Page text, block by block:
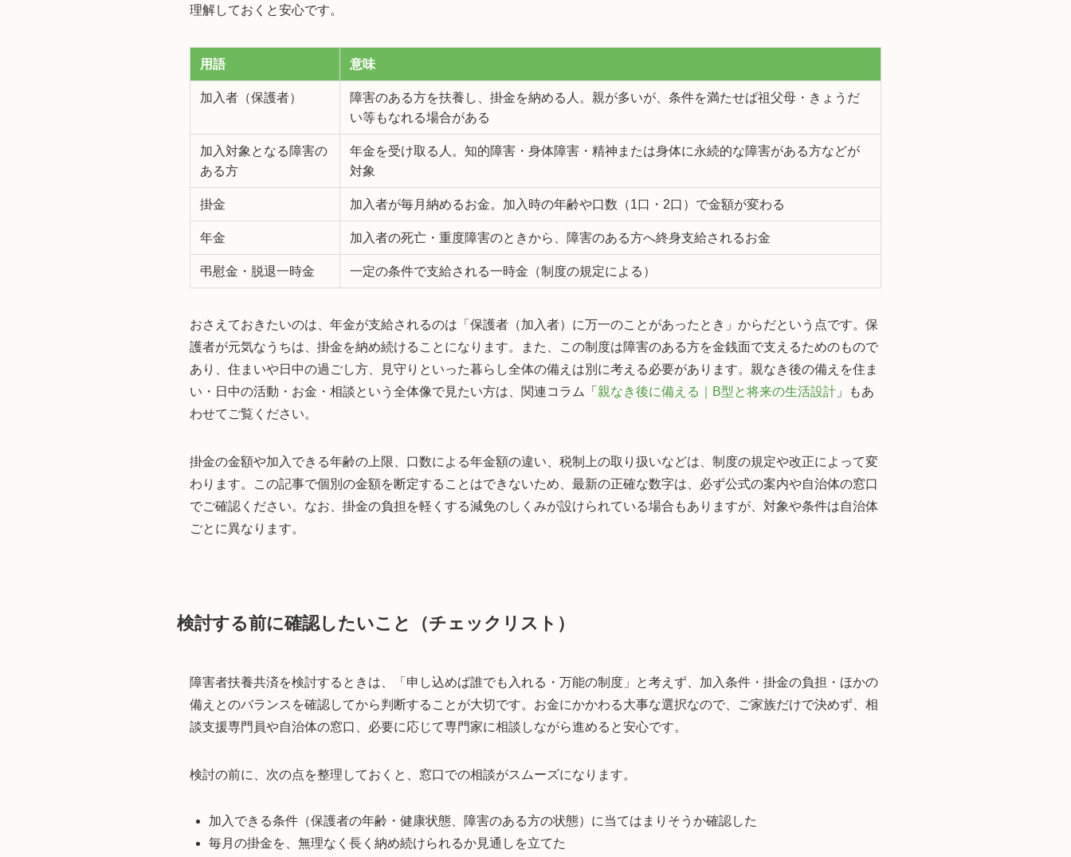
理解しておくと安心です。
用語 意味
加入者（保護者）
障害のある方を扶養し、掛金を納める人。親が多いが、条件を満たせば祖父母・きょうだ
い等もなれる場合がある
加入対象となる障害の
ある方
年金を受け取る人。知的障害・身体障害・精神または身体に永続的な障害がある方などが
対象
掛金 加入者が毎月納めるお金。加入時の年齢や口数（1口・2口）で金額が変わる
年金 加入者の死亡・重度障害のときから、障害のある方へ終身支給されるお金
弔慰金・脱退一時金 一定の条件で支給される一時金（制度の規定による）
おさえておきたいのは、年金が支給されるのは「保護者（加入者）に万一のことがあったとき」からだという点です。保
護者が元気なうちは、掛金を納め続けることになります。また、この制度は障害のある方を金銭面で支えるためのもので
あり、住まいや日中の過ごし方、見守りといった暮らし全体の備えは別に考える必要があります。親なき後の備えを住ま
い・日中の活動・お金・相談という全体像で見たい方は、関連コラム「 親なき後に備える｜B型と将来の生活設計 」もあ
わせてご覧ください。
掛金の金額や加入できる年齢の上限、口数による年金額の違い、税制上の取り扱いなどは、制度の規定や改正によって変
わります。この記事で個別の金額を断定することはできないため、最新の正確な数字は、必ず公式の案内や自治体の窓口
でご確認ください。なお、掛金の負担を軽くする減免のしくみが設けられている場合もありますが、対象や条件は自治体
ごとに異なります。
検討する前に確認したいこと（チェックリスト）
障害者扶養共済を検討するときは、「申し込めば誰でも入れる・万能の制度」と考えず、加入条件・掛金の負担・ほかの
備えとのバランスを確認してから判断することが大切です。お金にかかわる大事な選択なので、ご家族だけで決めず、相
談支援専門員や自治体の窓口、必要に応じて専門家に相談しながら進めると安心です。
検討の前に、次の点を整理しておくと、窓口での相談がスムーズになります。
加入できる条件（保護者の年齢・健康状態、障害のある方の状態）に当てはまりそうか確認した
毎月の掛金を、無理なく長く納め続けられるか見通しを立てた